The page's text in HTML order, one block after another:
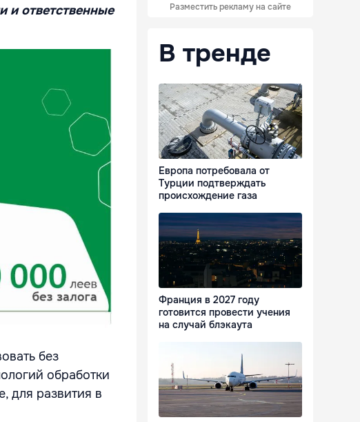
и ответственные
без
обработки
для развития в
Разместить рекламу на сайте
В тренде
Европа потребовала от
Турции подтверждать
происхождение газа
Франция в 2027 году
готовится провести учения
на случай блэкаута